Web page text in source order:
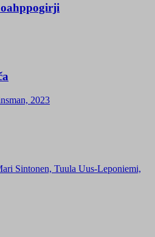
oahppogirji
2023
Sintonen, Tuula Uus-Leponiemi,